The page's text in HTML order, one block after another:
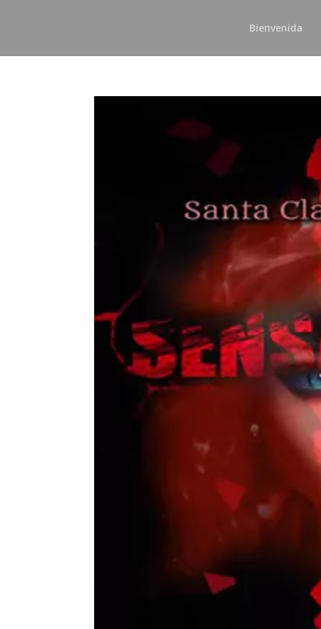
Bienvenida